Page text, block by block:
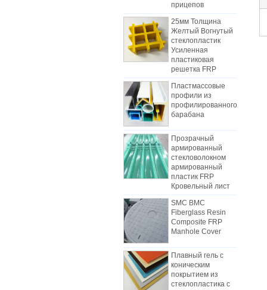
25мм Толщина
Желтый Вогнутый
стеклопластик
Усиленная
пластиковая
решетка FRP
Пластмассовые
профили из
профилированного
барабана
Прозрачный
армированный
стекловолокном
армированный
пластик FRP
Кровельный лист
SMC BMC
Fiberglass Resin
Composite FRP
Manhole Cover
Плавный гель с
коническим
покрытием из
стеклопластика с
армированным
Как выбрать панели для
холодильных тележек
В связи с затратами, установкой и
конструкцией, фургоны с
грузовым фургоном постепенно
были изготовлены из
композитных панелей FRP.
Композитные панели FRP
изготовлены из FRP-квартир и
используются в качестве двух
слоев днища и верхней части, в
дополнение к роли контроля
Различия между листом
механизма FRP и листами
ручной укладки
В начале отрасли рабочая сила